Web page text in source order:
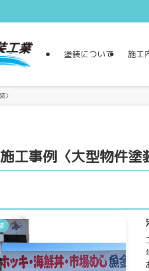
塗装について 施工
〉
施工事例〈大型物件塗